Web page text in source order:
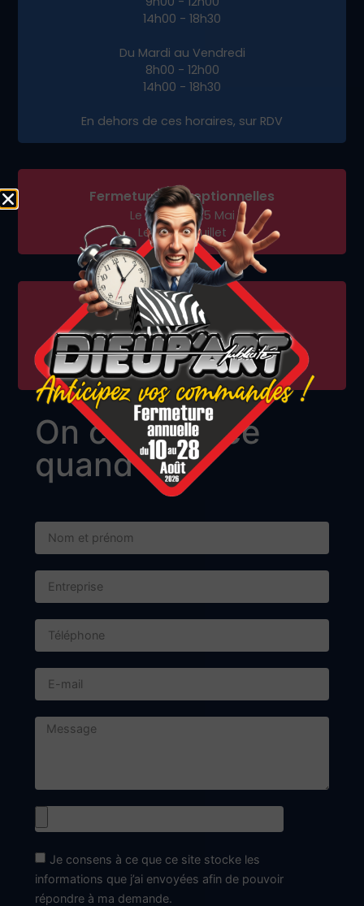
14h00 - 18h30
Du Mardi au Vendredi
8h00 - 12h00
14h00 - 18h30
En dehors de ces horaires, sur RDV
Fermetures exceptionnelles
Le vendredi 15 Mai
Le lundi 13 juillet
Fermeture annuelle
Du 10 au 28 Aout 2026
On commence
quand ?
Je consens à ce que ce site stocke les
informations que j’ai envoyées afin de pouvoir
répondre à ma demande.